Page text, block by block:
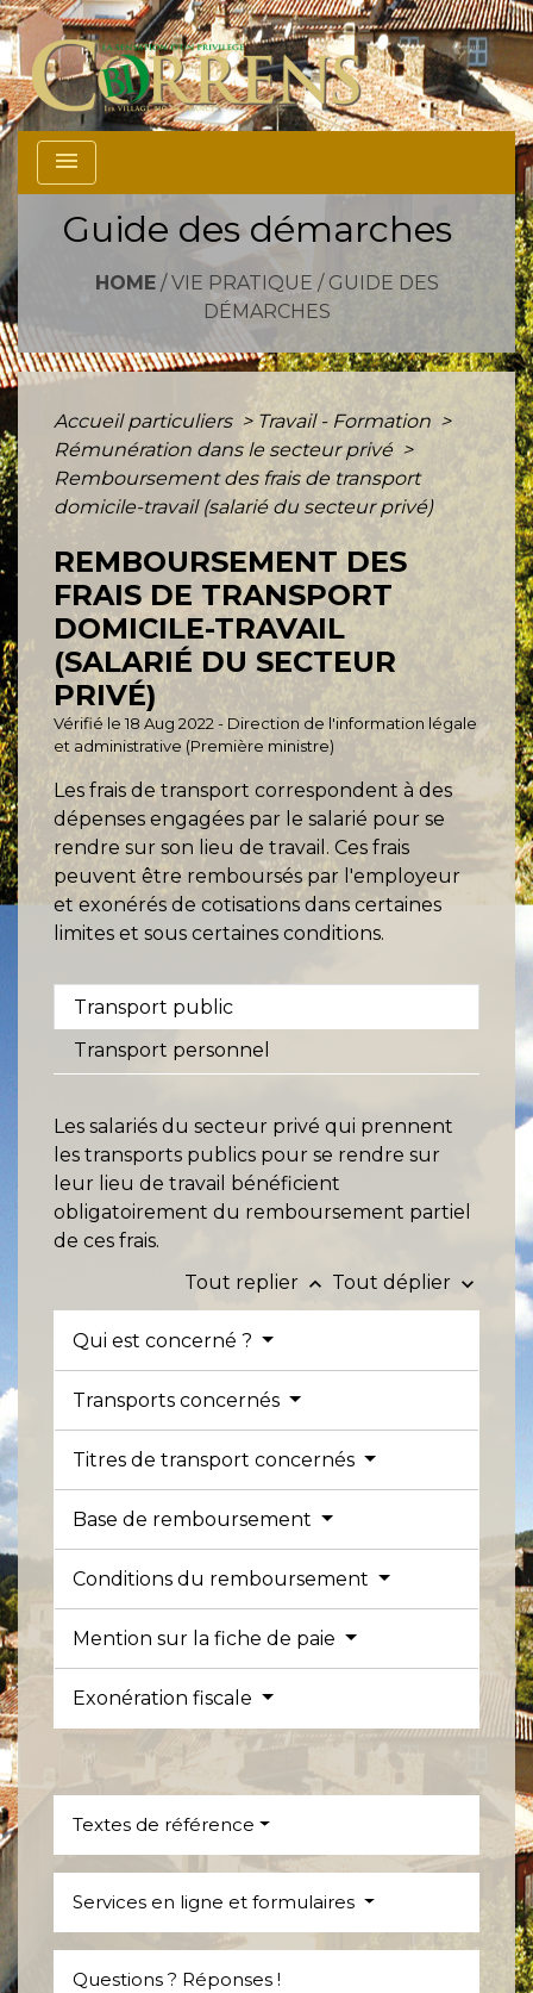
menu
Guide des démarches
HOME/ VIE PRATIQUE / GUIDE DES
DÉMARCHES
Accueil particuliers > Travail - Formation >
Rémunération dans le secteur privé >
Remboursement des frais de transport
domicile-travail (salarié du secteur privé)
REMBOURSEMENT DES
FRAIS DE TRANSPORT
DOMICILE-TRAVAIL
(SALARIÉ DU SECTEUR
PRIVÉ)
Vérifié le 18 Aug 2022 - Direction de l'information légale
et administrative (Première ministre)
Les frais de transport correspondent à des
dépenses engagées par le salarié pour se
rendre sur son lieu de travail. Ces frais
peuvent être remboursés par l'employeur
et exonérés de cotisations dans certaines
limites et sous certaines conditions.
Transport public
Transport personnel
Les salariés du secteur privé qui prennent
les transports publics pour se rendre sur
leur lieu de travail bénéficient
obligatoirement du remboursement partiel
de ces frais.
Tout replier keyboard_arrow_up Tout déplier keyboard_arrow_down
Qui est concerné ?
Transports concernés
Titres de transport concernés
Base de remboursement
Conditions du remboursement
Mention sur la fiche de paie
Exonération fiscale
Textes de référence
Services en ligne et formulaires
Questions ? Réponses !